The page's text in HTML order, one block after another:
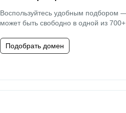
Воспользуйтесь удобным подбором
может быть свободно в одной из
Подобрать домен